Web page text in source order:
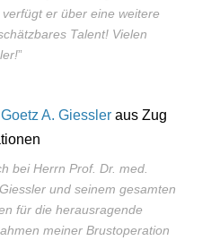
er über eine weitere
Talent! Vielen
”
A. Giessler aus Zug
bei Herrn Prof. Dr. med.
und seinem gesamten
für die herausragende
meiner Brustoperation